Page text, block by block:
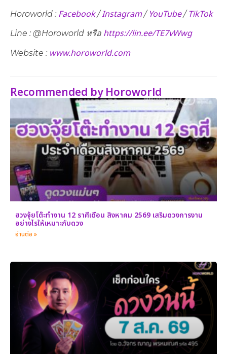
Horoworld : Facebook/Instagram/ YouTube/ TikTok
Line : @Horoworld หรือ https://lin.ee/TE7vWwg
Website : www.horoworld.com
Recommended by Horoworld
ฮวงจุ้ยโต๊ะทำงาน 12 ราศีเดือน สิงหาคม 2569 เสริมดวงการงาน
อย่างไรให้เหมาะกับดวง
อ่านต่อ »